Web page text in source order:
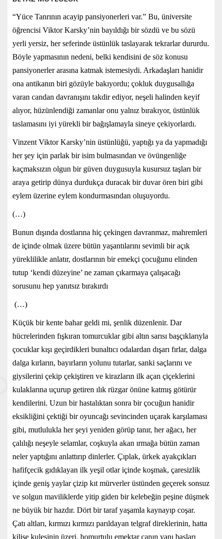
“Yüce Tanrının acayip pansiyonerleri var.” Bu, üniversite
öğrencisi Viktor Karsky’nin bayıldığı bir sözdü ve bu sözü
yerli yersiz, her seferinde üstünlük taslayarak tekrarlar dururdu.
Böyle yapmasının nedeni, belki kendisini de söz konusu
pansiyonerler arasına katmak istemesiydi. Arkadaşları hanidir
ona antikanın biri gözüyle bakıyordu; çokluk duygusallığa
varan candan davranışını takdir ediyor, neşeli halinden keyif
alıyor, hüzünlendiği zamanlar onu yalnız bırakıyor, üstünlük
taslamasını iyi yürekli bir bağışlamayla sineye çekiyorlardı.
Vinzent Viktor Karsky’nin üstünlüğü, yaptığı ya da yapmadığı
her şey için parlak bir isim bulmasından ve övüngenliğe
kaçmaksızın olgun bir güven duygusuyla kusursuz taşları bir
araya getirip dünya durdukça duracak bir duvar ören biri gibi
eylem üzerine eylem kondurmasından oluşuyordu.
(…)
Bunun dışında dostlarına hiç çekingen davranmaz, mahremleri
de içinde olmak üzere bütün yaşantılarını sevimli bir açık
yüreklilikle anlatır, dostlarının bir emekçi çocuğunu elinden
tutup ‘kendi düzeyine’ ne zaman çıkarmaya çalışacağı
sorusunu hep yanıtsız bırakırdı
(…)
Küçük bir kente bahar geldi mi, şenlik düzenlenir. Dar
hücrelerinden fışkıran tomurcuklar gibi altın sarısı başçıklarıyla
çocuklar kışı geçirdikleri bunaltıcı odalardan dışarı fırlar, dalga
dalga kırların, bayırların yolunu tutarlar, sanki saçlarını ve
giysilerini çekip çekiştiren ve kirazların ilk açan çiçeklerini
kulaklarına uçurup getiren ılık rüzgar önüne katmış götürür
kendilerini. Uzun bir hastalıktan sonra bir çocuğun hanidir
eksikliğini çektiği bir oyuncağı sevincinden uçarak karşılaması
gibi, mutlulukla her şeyi yeniden görüp tanır, her ağacı, her
çalılığı neşeyle selamlar, coşkuyla akan ırmağa bütün zaman
neler yaptığını anlattırıp dinlerler. Çıplak, ürkek ayakçıkları
hafifçecik gıdıklayan ilk yeşil otlar içinde koşmak, çaresizlik
içinde geniş yaylar çizip kıt mürverler üstünden geçerek sonsuz
ve solgun maviliklerde yitip giden bir kelebeğin peşine düşmek
ne büyük bir hazdır. Dört bir taraf yaşamla kaynayıp coşar.
Çatı altları, kırmızı kırmızı parıldayan telgraf direklerinin, hatta
kilise kulesinin üzeri, homurtulu emektar çanın yanı başları